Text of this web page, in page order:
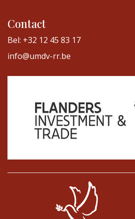
Contact
Bel: +32 12 45 83 17
info@umdv-rr.be